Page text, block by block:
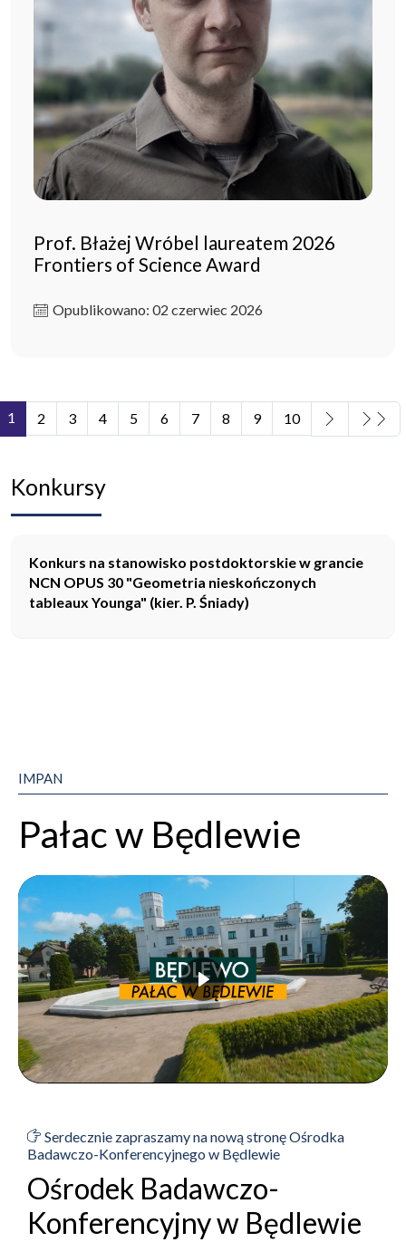
Prof. Błażej Wróbel laureatem 2026
Frontiers of Science Award
Opublikowano: 02 czerwiec 2026
Strona 1 z 11
1 2 3 4 5 6 7 8 9 10
Konkursy
Konkurs na stanowisko postdoktorskie w grancie
NCN OPUS 30 "Geometria nieskończonych
tableaux Younga" (kier. P. Śniady)
IMPAN
Pałac w Będlewie
Serdecznie zapraszamy na nową stronę Ośrodka
Badawczo-Konferencyjnego w Będlewie
Ośrodek Badawczo-
Konferencyjny w Będlewie